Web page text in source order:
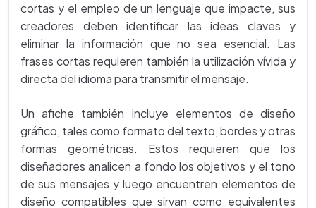
cortas y el empleo de un lenguaje que impacte, sus
creadores deben identificar las ideas claves y
eliminar la información que no sea esencial. Las
frases cortas requieren también la utilización vívida y
directa del idioma para transmitir el mensaje.
Un afiche también incluye elementos de diseño
gráfico, tales como formato del texto, bordes y otras
formas geométricas. Estos requieren que los
diseñadores analicen a fondo los objetivos y el tono
de sus mensajes y luego encuentren elementos de
diseño compatibles que sirvan como equivalentes